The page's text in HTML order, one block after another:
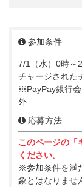
参加条件
7/1（水）0時～
チャージされた
※PayPay銀行
外
応募方法
このページの「
ください。
※参加条件を満
象とはなりませ